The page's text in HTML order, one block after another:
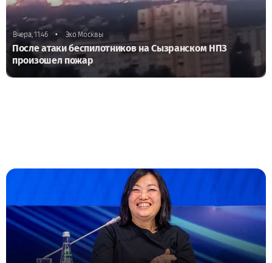
Вчера, 11:46 • Эхо Москвы
После атаки беспилотников на Сызранском НПЗ
произошел пожар